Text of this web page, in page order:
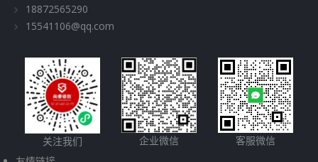
18872565290
15541106@qq.com
关注我们 企业微信
客服微信